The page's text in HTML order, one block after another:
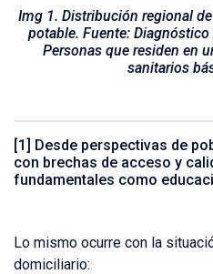
Img 1. Distribución regional
potable. Fuente:
Personas que residen en
sanitarios
[1] Desde perspectivas de
con brechas de acceso y
fundamentales como
Lo mismo ocurre con la
domiciliario: